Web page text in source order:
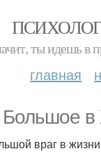
ты идешь
главная
в
враг в